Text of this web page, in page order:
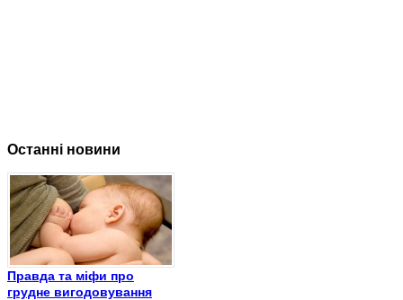
Останні новини
Правда та міфи про
грудне вигодовування